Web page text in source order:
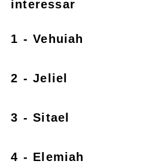
interessar
1 - Vehuiah
2 - Jeliel
3 - Sitael
4 - Elemiah